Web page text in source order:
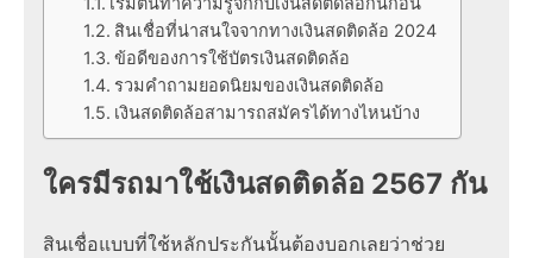
สินเชื่อที่น่าสนใจจากทางเงินสดติดล้อ 2024
ข้อดีของการใช้บัตรเงินสดติดล้อ
รวมคำถามยอดนิยมของเงินสดติดล้อ
เงินสดติดล้อสามารถสมัครได้ทางไหนบ้าง
ใครมีรถมาใช้เงินสดติดล้อ 2567 กัน
สินเชื่อแบบที่ใช้หลักประกันนั้นต้องบอกเลยว่าช่วย